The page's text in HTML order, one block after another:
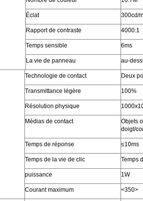
Éclat 300cd/
Rapport de contraste 4000:1
Temps sensible 6ms
La vie de panneau au-
Technologie de contact Deux
Transmittance légère 100%
Résolution physique
Médias de contact
Objets
doigt/
Temps de réponse ≤10ms
Temps de la vie de clic Temps
puissance 1W
Courant maximum <350>